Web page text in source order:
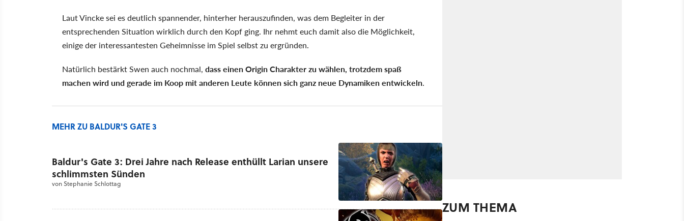
Laut Vincke sei es deutlich spannender, hinterher herauszufinden, was dem Begleiter in der
entsprechenden Situation wirklich durch den Kopf ging. Ihr nehmt euch damit also die Möglichkeit,
einige der interessantesten Geheimnisse im Spiel selbst zu ergründen.
Natürlich bestärkt Swen auch nochmal, dass einen Origin Charakter zu wählen, trotzdem spaß
machen wird und gerade im Koop mit anderen Leute können sich ganz neue Dynamiken entwickeln.
MEHR ZU BALDUR'S GATE 3
Baldur's Gate 3: Drei Jahre nach Release enthüllt Larian unsere
schlimmsten Sünden
vonStephanie Schlottag
ZUM THEMA